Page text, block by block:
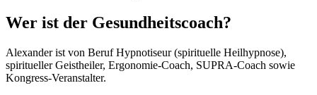
Wer ist der Gesundheitscoach?
Alexander ist von Beruf Hypnotiseur (spirituelle Heilhypnose),
spiritueller Geistheiler, Ergonomie-Coach, SUPRA-Coach sowie
Kongress-Veranstalter.